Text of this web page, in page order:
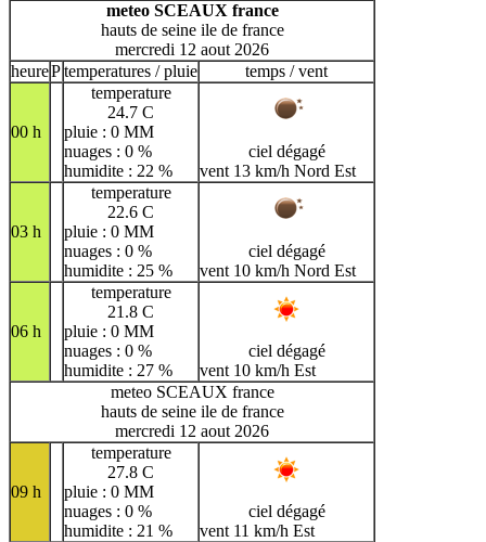
meteo SCEAUX france
hauts de seine ile de france
mercredi 12 aout 2026
heurePtemperatures / pluie temps / vent
00 h
temperature
24.7 C
pluie : 0 MM
nuages : 0 %
humidite : 22 %
ciel dégagé
vent 13 km/h Nord Est
03 h
temperature
22.6 C
pluie : 0 MM
nuages : 0 %
humidite : 25 %
ciel dégagé
vent 10 km/h Nord Est
06 h
temperature
21.8 C
pluie : 0 MM
nuages : 0 %
humidite : 27 %
ciel dégagé
vent 10 km/h Est
meteo SCEAUX france
hauts de seine ile de france
mercredi 12 aout 2026
09 h
temperature
27.8 C
pluie : 0 MM
nuages : 0 %
humidite : 21 %
ciel dégagé
vent 11 km/h Est